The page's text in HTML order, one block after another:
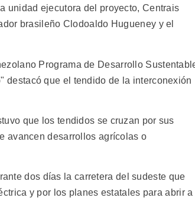
unidad ejecutora del proyecto, Centrais
brasileño Clodoaldo Hugueney y el
Programa de Desarrollo
destacó que el tendido de la interconexión
que los tendidos se cruzan por sus
avancen desarrollos agrícolas o
dos días la carretera del sudeste que
y por los planes estatales para abrir a